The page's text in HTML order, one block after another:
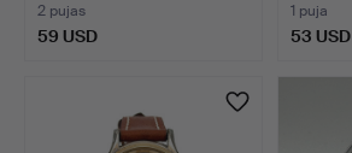
2 pujas
59 USD
1 puja
53 USD